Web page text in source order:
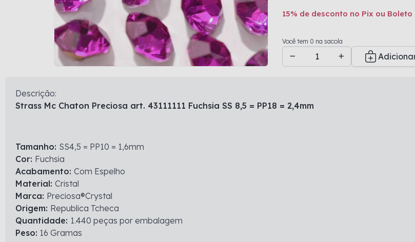
15% de desconto no Pix ou Boleto
Você tem 0 na sacola
Descrição:
Strass Mc Chaton Preciosa art. 43111111 Fuchsia SS 8,5 = PP18 = 2,4mm
Tamanho: SS4,5 = PP10 = 1,6mm
Cor: Fuchsia
Acabamento: Com Espelho
Material: Cristal
Marca: Preciosa®Crystal
Origem: Republica Tcheca
Quantidade: 1.440 peças por embalagem
Peso: 16 Gramas